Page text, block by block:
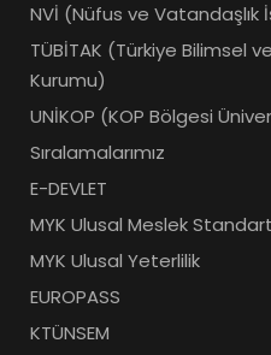
NVİ (Nüfus ve Vatandaşlık
TÜBİTAK (Türkiye Bilimsel
Kurumu)
UNİKOP (KOP Bölgesi
Sıralamalarımız
E-DEVLET
MYK Ulusal Meslek
MYK Ulusal Yeterlilik
EUROPASS
KTÜNSEM